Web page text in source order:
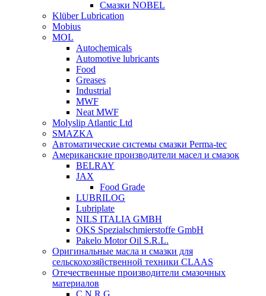
Смазки NOBEL
Klüber Lubrication
Mobius
MOL
Autochemicals
Automotive lubricants
Food
Greases
Industrial
MWF
Neat MWF
Molyslip Atlantic Ltd
SMAZKA
Автоматические системы смазки Perma-tec
Американские производители масел и смазок
BELRAY
JAX
Food Grade
LUBRILOG
Lubriplate
NILS ITALIA GMBH
OKS Spezialschmierstoffe GmbH
Pakelo Motor Oil S.R.L.
Оригинальные масла и смазки для
сельскохозяйственной техники CLAAS
Отечественные производители смазочных
материалов
C.N.R.G.